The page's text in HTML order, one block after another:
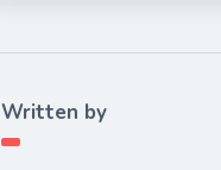
Written by